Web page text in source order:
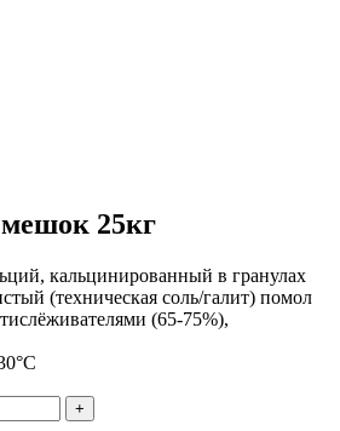
25кг
кальцинированный в гранулах
(техническая соль/галит) помол
(65-75%),